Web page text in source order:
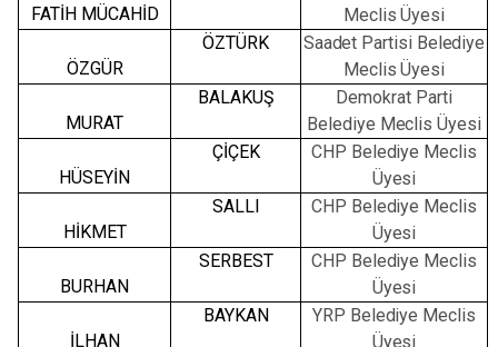
FATİH MÜCAHİD
Meclis Üyesi
ÖZGÜR
ÖZTÜRK
Saadet Partisi Belediye
Meclis Üyesi
MURAT
BALAKUŞ
Demokrat Parti
Belediye Meclis Üyesi
HÜSEYİN
ÇİÇEK CHP Belediye Meclis
Üyesi
HİKMET
SALLI CHP Belediye Meclis
Üyesi
BURHAN
SERBEST CHP Belediye Meclis
Üyesi
İLHAN
BAYKAN YRP Belediye Meclis
Üyesi